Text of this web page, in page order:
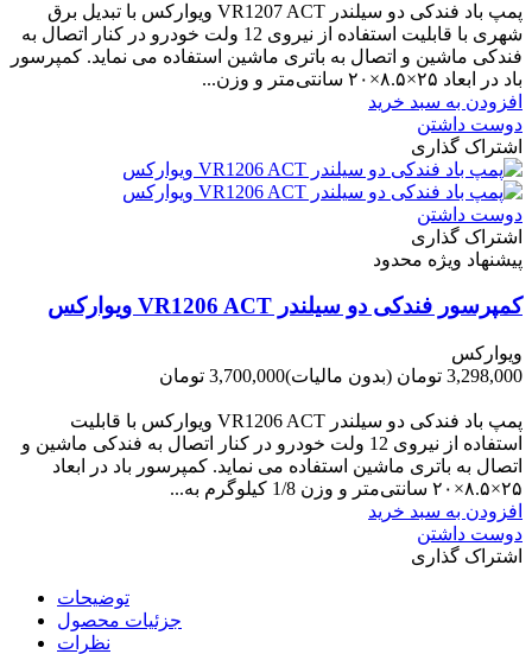
پمپ باد فندکی دو سیلندر VR1207 ACT ویوارکس با تبدیل برق
شهری با قابلیت استفاده از نیروی 12 ولت خودرو در کنار اتصال به
فندکی ماشین و اتصال به باتری ماشین استفاده می نماید. کمپرسور
باد در ابعاد ۲۵×۸.۵×۲۰ سانتی‌متر و وزن...
افزودن به سبد خرید
دوست داشتن
اشتراک گذاری
دوست داشتن
اشتراک گذاری
پیشنهاد ویژه محدود
کمپرسور فندکی دو سیلندر VR1206 ACT ویوارکس
ویوارکس
3,298,000 تومان
(بدون مالیات)3,700,000 تومان
پمپ باد فندکی دو سیلندر VR1206 ACT ویوارکس با قابلیت
استفاده از نیروی 12 ولت خودرو در کنار اتصال به فندکی ماشین و
اتصال به باتری ماشین استفاده می نماید. کمپرسور باد در ابعاد
۲۵×۸.۵×۲۰ سانتی‌متر و وزن 1/8 کیلوگرم به...
افزودن به سبد خرید
دوست داشتن
اشتراک گذاری
توضیحات
جزئیات محصول
نظرات